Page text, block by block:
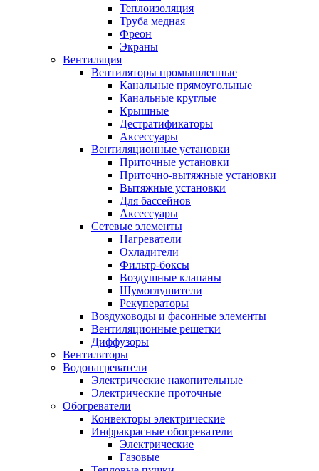
Теплоизоляция
Труба медная
Фреон
Экраны
Вентиляция
Вентиляторы промышленные
Канальные прямоугольные
Канальные круглые
Крышные
Дестратификаторы
Аксессуары
Вентиляционные установки
Приточные установки
Приточно-вытяжные установки
Вытяжные установки
Для бассейнов
Аксессуары
Сетевые элементы
Нагреватели
Охладители
Фильтр-боксы
Воздушные клапаны
Шумоглушители
Рекуператоры
Воздуховоды и фасонные элементы
Вентиляционные решетки
Диффузоры
Вентиляторы
Водонагреватели
Электрические накопительные
Электрические проточные
Обогреватели
Конвекторы электрические
Инфракрасные обогреватели
Электрические
Газовые